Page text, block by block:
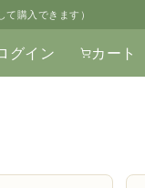
て購入できます）
グイン カート